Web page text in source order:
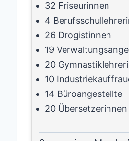
32 Friseurinnen
4
26 Drogistinnen
19
20
10
14 Büroangestellte
20 Übersetzerinnen